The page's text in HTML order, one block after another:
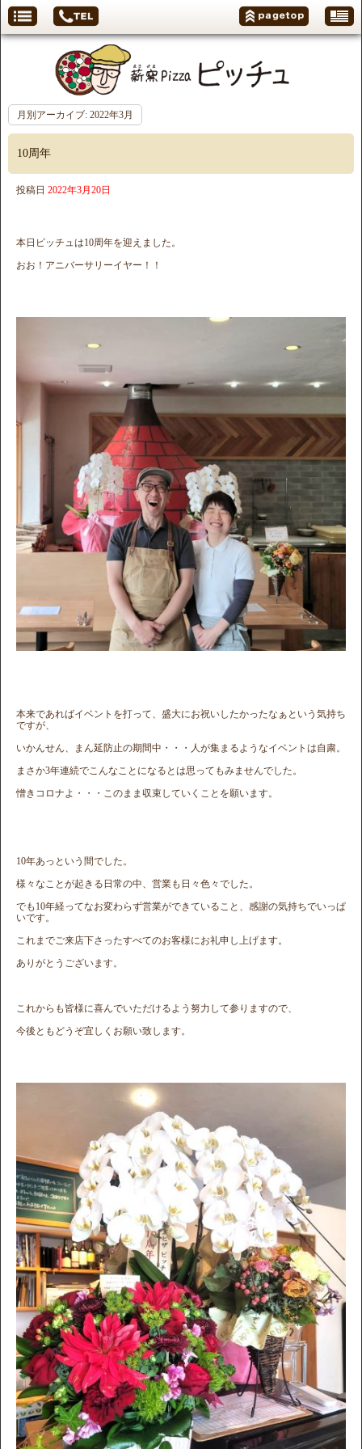
月別アーカイブ: 2022年3月
10周年
投稿日 2022年3月20日
本日ピッチュは10周年を迎えました。
おお！アニバーサリーイヤー！！
本来であればイベントを打って、盛大にお祝いしたかったなぁという気持ち
ですが、
いかんせん、まん延防止の期間中・・・人が集まるようなイベントは自粛。
まさか3年連続でこんなことになるとは思ってもみませんでした。
憎きコロナよ・・・このまま収束していくことを願います。
10年あっという間でした。
様々なことが起きる日常の中、営業も日々色々でした。
でも10年経ってなお変わらず営業ができていること、感謝の気持ちでいっぱ
いです。
これまでご来店下さったすべてのお客様にお礼申し上げます。
ありがとうございます。
これからも皆様に喜んでいただけるよう努力して参りますので、
今後ともどうぞ宜しくお願い致します。